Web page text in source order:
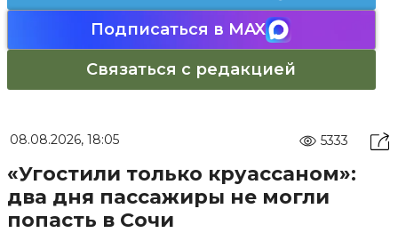
Подписаться в MAX
Связаться с редакцией
08.08.2026, 18:05 5333
«Угостили только круассаном»:
два дня пассажиры не могли
попасть в Сочи